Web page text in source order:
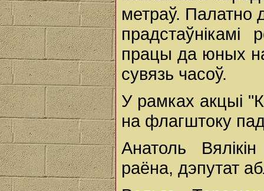
метраў. Палатно
працы да юных
сувязь часоў.
У рамках акцыі
на флагштоку
Анатоль
раёна, дэпутат